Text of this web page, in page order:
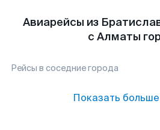
Авиарейсы из
с Алматы
Рейсы в соседние города
Показать